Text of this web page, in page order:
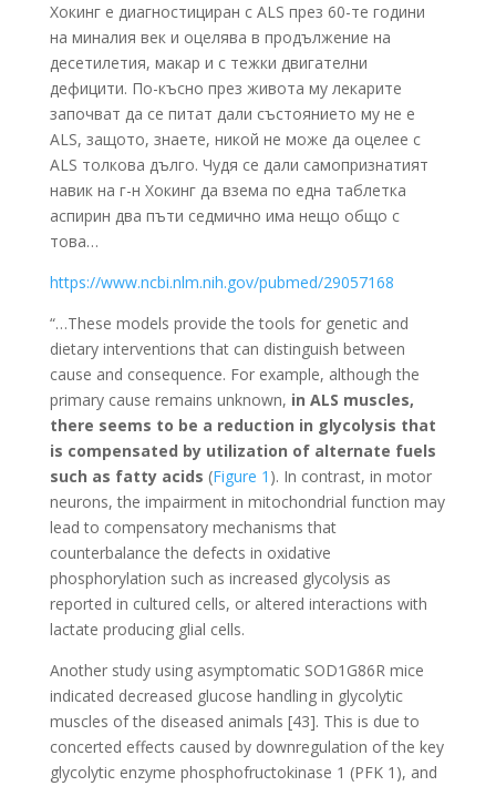
Хокинг е диагностициран с ALS през 60-те години
на миналия век и оцелява в продължение на
десетилетия, макар и с тежки двигателни
дефицити. По-късно през живота му лекарите
започват да се питат дали състоянието му не е
ALS, защото, знаете, никой не може да оцелее с
ALS толкова дълго. Чудя се дали самопризнатият
навик на г-н Хокинг да взема по една таблетка
аспирин два пъти седмично има нещо общо с
това…
https://www.ncbi.nlm.nih.gov/pubmed/29057168
“…These models provide the tools for genetic and
dietary interventions that can distinguish between
cause and consequence. For example, although the
primary cause remains unknown, in ALS muscles,
there seems to be a reduction in glycolysis that
is compensated by utilization of alternate fuels
such as fatty acids (Figure 1 ). In contrast, in motor
neurons, the impairment in mitochondrial function may
lead to compensatory mechanisms that
counterbalance the defects in oxidative
phosphorylation such as increased glycolysis as
reported in cultured cells, or altered interactions with
lactate producing glial cells.
Another study using asymptomatic SOD1G86R mice
indicated decreased glucose handling in glycolytic
muscles of the diseased animals [43]. This is due to
concerted effects caused by downregulation of the key
glycolytic enzyme phosphofructokinase 1 (PFK 1), and